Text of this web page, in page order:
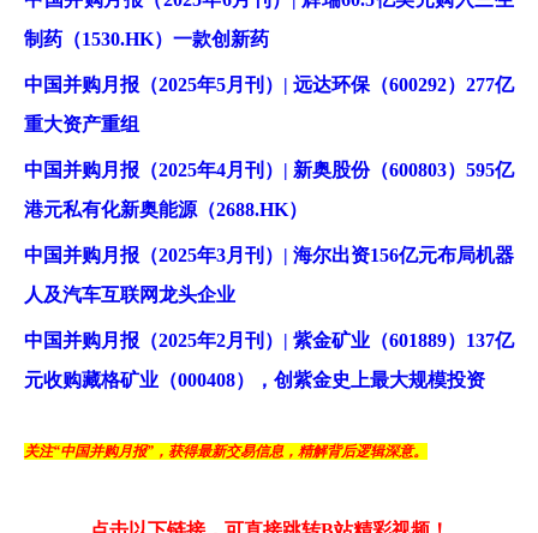
制药（1530.HK）一款创新药
中国并购月报（2025年5月刊）| 远达环保（600292）277亿
重大资产重组
中国并购月报（2025年4月刊）| 新奥股份（600803）595亿
港元私有化新奥能源（2688.HK）
中国并购月报（2025年3月刊）| 海尔出资156亿元布局机器
人及汽车互联网龙头企业
中国并购月报（2025年2月刊）| 紫金矿业（601889）137亿
元收购藏格矿业（000408），创紫金史上最大规模投资
关注“中国并购月报”，获得最新交易信息，精解背后逻辑深意。